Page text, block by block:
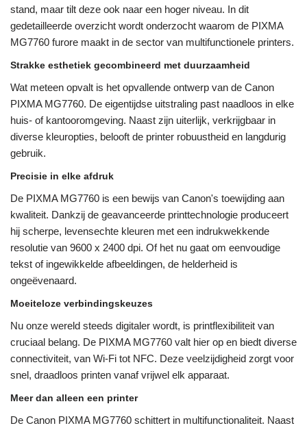
stand, maar tilt deze ook naar een hoger niveau. In dit
gedetailleerde overzicht wordt onderzocht waarom de PIXMA
MG7760 furore maakt in de sector van multifunctionele printers.
Strakke esthetiek gecombineerd met duurzaamheid
Wat meteen opvalt is het opvallende ontwerp van de Canon
PIXMA MG7760. De eigentijdse uitstraling past naadloos in elke
huis- of kantooromgeving. Naast zijn uiterlijk, verkrijgbaar in
diverse kleuropties, belooft de printer robuustheid en langdurig
gebruik.
Precisie in elke afdruk
De PIXMA MG7760 is een bewijs van Canon's toewijding aan
kwaliteit. Dankzij de geavanceerde printtechnologie produceert
hij scherpe, levensechte kleuren met een indrukwekkende
resolutie van 9600 x 2400 dpi. Of het nu gaat om eenvoudige
tekst of ingewikkelde afbeeldingen, de helderheid is
ongeëvenaard.
Moeiteloze verbindingskeuzes
Nu onze wereld steeds digitaler wordt, is printflexibiliteit van
cruciaal belang. De PIXMA MG7760 valt hier op en biedt diverse
connectiviteit, van Wi-Fi tot NFC. Deze veelzijdigheid zorgt voor
snel, draadloos printen vanaf vrijwel elk apparaat.
Meer dan alleen een printer
De Canon PIXMA MG7760 schittert in multifunctionaliteit. Naast